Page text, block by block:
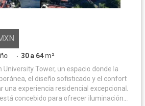
· 30 a 64m²
University Tower, un espacio donde la
el diseño sofisticado y el confort
una experiencia residencial excepcional.
concebido para ofrecer iluminación